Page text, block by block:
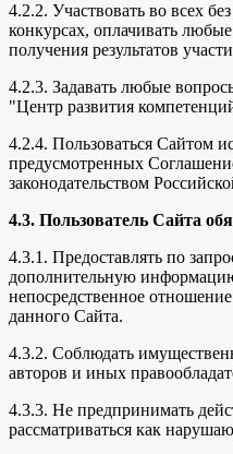
4.2.2. Участвовать во всех
конкурсах, оплачивать
получения результатов
4.2.3. Задавать любые
"Центр развития
4.2.4. Пользоваться Сайтом
предусмотренных
законодательством
4.3. Пользователь Сайта
4.3.1. Предоставлять по
дополнительную
непосредственное
данного Сайта.
4.3.2. Соблюдать
авторов и иных
4.3.3. Не предпринимать
рассматриваться как